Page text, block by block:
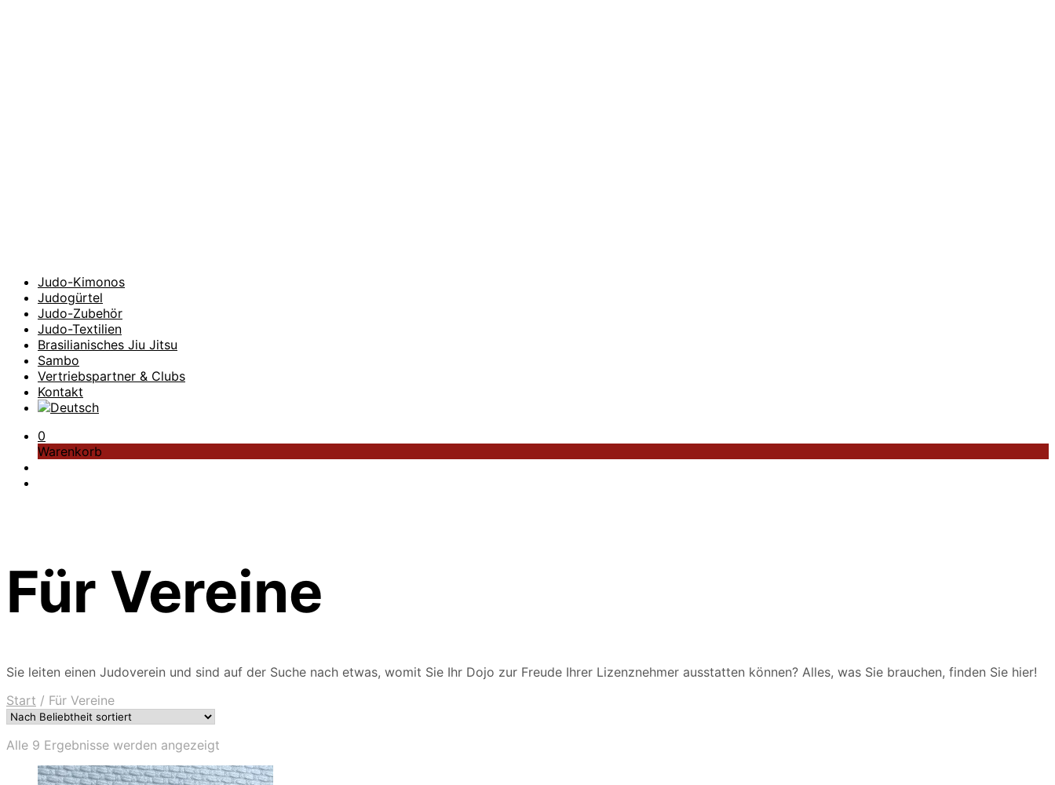
Judo-Kimonos
Judogürtel
Judo-Zubehör
Judo-Textilien
Brasilianisches Jiu Jitsu
Sambo
Vertriebspartner & Clubs
Kontakt
0
Warenkorb
Für Vereine
Sie leiten einen Judoverein und sind auf der Suche nach etwas, womit Sie Ihr Dojo zur Freude Ihrer Lizenznehmer ausstatten können? Alles, was Sie brauchen, finden Sie hier!
Start / Für Vereine
Alle 9 Ergebnisse werden angezeigt
sortiert